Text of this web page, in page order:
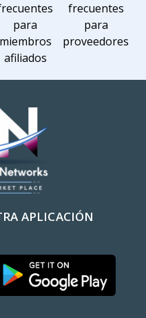
para
miembros
afiliados
frecuentes
para
proveedores
APLICACIÓN